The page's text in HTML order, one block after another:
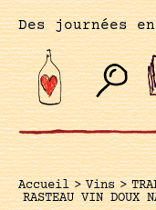
Des journées
Accueil > Vins >
RASTEAU VIN DOUX